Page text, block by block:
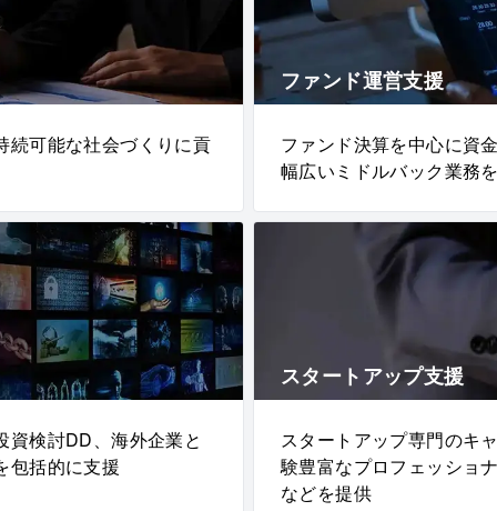
続可能な社会づくりに貢
ファンド運営支援
ファンド決算を中心に資
幅広いミドルバック業務
資検討DD、海外企業と
包括的に支援
スタートアップ支援
スタートアップ専門のキ
験豊富なプロフェッショ
などを提供